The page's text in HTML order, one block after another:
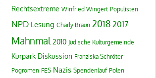
Rechtsextreme Winfried Wingert Populisten
NPD Lesung Charly Braun 2018 2017
Mahnmal 2010 Jüdische Kulturgemeinde
Kurpark Diskussion Franziska Schröter
Pogromen FES Nazis Spendenlauf Polen